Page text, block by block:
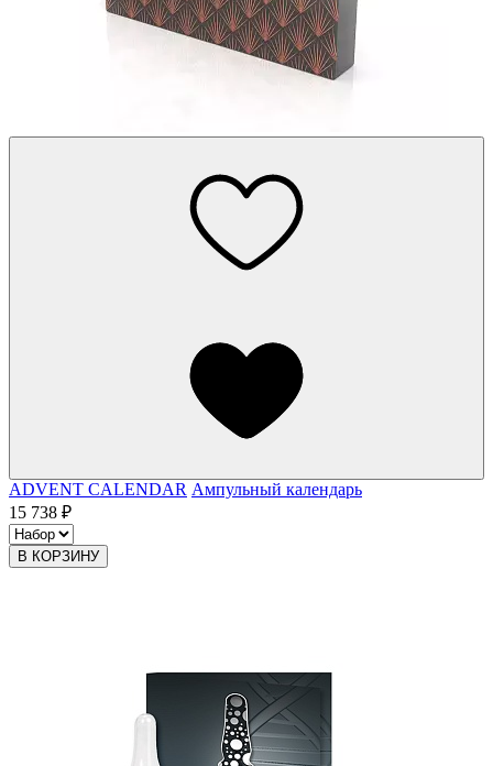
ADVENT CALENDAR Ампульный календарь
15 738 ₽
В КОРЗИНУ